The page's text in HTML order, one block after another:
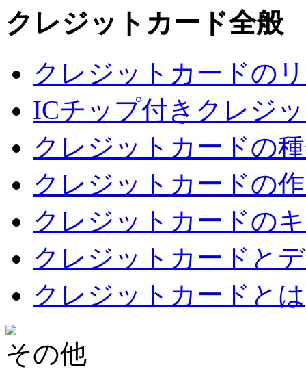
クレジットカード全般
クレジットカードの
ICチップ付きクレジ
クレジットカードの
クレジットカードの
クレジットカードの
クレジットカードと
クレジットカードとは
その他